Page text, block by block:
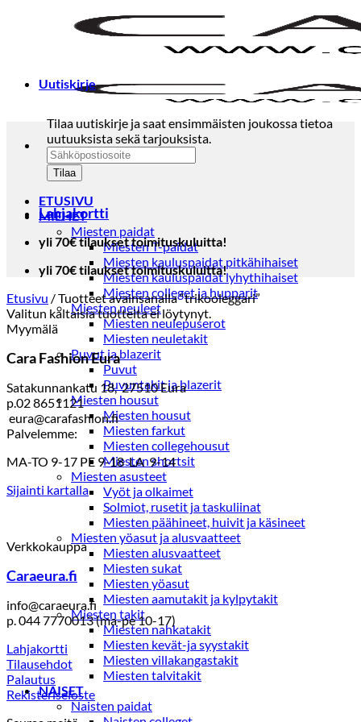
ETUSIVU
MIEHET
Miesten paidat
Miesten T-paidat
Miesten kauluspaidat pitkähihaiset
Miesten kauluspaidat lyhythihaiset
Miesten colleget ja hupparit
Miesten neuleet
Miesten neulepuserot
Miesten neuletakit
Puvut ja blazerit
Puvut
Puvuntakit ja blazerit
Miesten housut
Miesten housut
Miesten farkut
Miesten collegehousut
Miesten shortsit
Miesten asusteet
Vyöt ja olkaimet
Solmiot, rusetit ja taskuliinat
Miesten päähineet, huivit ja käsineet
Miesten yöasut ja alusvaatteet
Miesten alusvaatteet
Miesten sukat
Miesten yöasut
Miesten aamutakit ja kylpytakit
Miesten takit
Miesten nahkatakit
Miesten kevät-ja syystakit
Miesten villakangastakit
Miesten talvitakit
NAISET
Naisten paidat
Uutiskirje
Tilaa uutiskirje ja saat ensimmäisten joukossa tietoa
uutuuksista sekä tarjouksista.
Lahjakortti
yli 70€ tilaukset toimituskuluitta!
yli 70€ tilaukset toimituskuluitta!
Etusivu /Tuotteet avainsanalla “trikooleggari”
Valitun kaltaisia tuotteita ei löytynyt.
Myymälä
Cara Fashion Eura
Satakunnankatu 18, 27510 Eura
p.02 8651121
eura@carafashion.fi
Palvelemme:
MA-TO 9-17 PE 9-18 LA 9-14
Sijainti kartalla
Verkkokauppa
Caraeura.fi
info@caraeura.fi
p. 044 7770013 (ma-pe 10-17)
Lahjakortti
Tilausehdot
Palautus
Rekisteriseloste